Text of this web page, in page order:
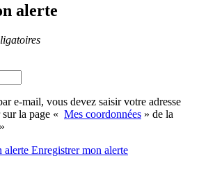
alerte
e-mail, vous devez saisir votre adresse
la page « Mes coordonnées » de la
alerte Enregistrermon alerte